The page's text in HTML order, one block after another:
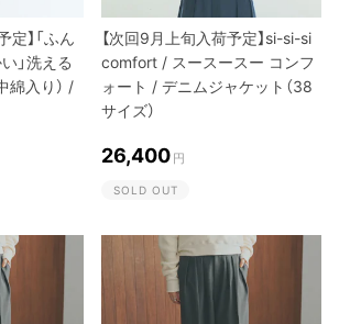
定】「ふん
」洗える
綿入り） /
【次回9月上旬入荷予定】si-si-si
comfort / スースースー コンフ
ォート / デニムジャケット（38
サイズ）
26,400 円
SOLD OUT